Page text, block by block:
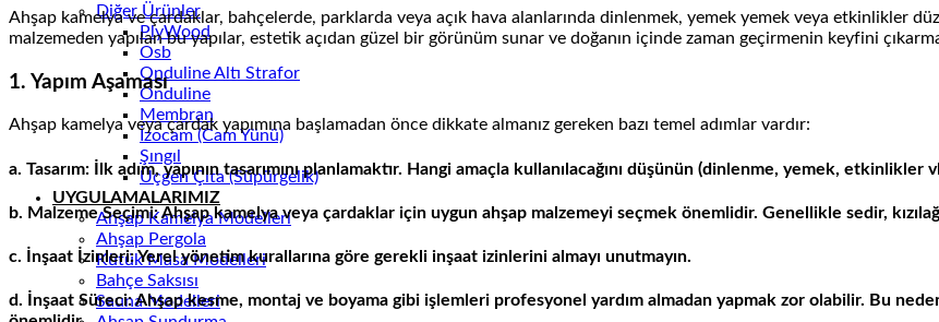
Diğer Ürünler
PlyWood
Osb
Onduline Altı Strafor
Onduline
Membran
İzocam (Cam Yünü)
Şıngıl
Üçgen Çıta (Süpürgelik)
UYGULAMALARIMIZ
Ahşap Kamelya Modelleri
Ahşap Pergola
Kütük Masa Modelleri
Bahçe Saksısı
Sauna Modelleri
Ahşap kamelya ve çardaklar, bahçelerde, parklarda veya açık hava alanlarında dinlenmek, yemek yemek veya etkinlikler
malzemeden yapılan bu yapılar, estetik açıdan güzel bir görünüm sunar ve doğanın içinde zaman geçirmenin keyfini
1. Yapım Aşaması
Ahşap kamelya veya çardak yapımına başlamadan önce dikkate almanız gereken bazı temel adımlar vardır:
a. Tasarım: İlk adım, yapının tasarımını planlamaktır. Hangi amaçla kullanılacağını düşünün (dinlenme, yemek,
b. Malzeme Seçimi: Ahşap kamelya veya çardaklar için uygun ahşap malzemeyi seçmek önemlidir. Genellikle sedir,
c. İnşaat İzinleri: Yerel yönetim kurallarına göre gerekli inşaat izinlerini almayı unutmayın.
d. İnşaat Süreci: Ahşap kesme, montaj ve boyama gibi işlemleri profesyonel yardım almadan yapmak zor olabilir. Bu